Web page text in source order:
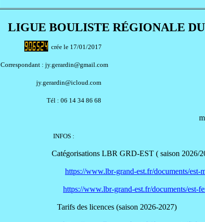
LIGUE BOULISTE RÉGIONALE
crée le 17/01/2017
Correspondant : jy.gerardin@gmail.com
jy.gerardin@icloud.com
Tél : 06 14 34 86 68
INFOS :
Catégorisations LBR GRD-EST ( saison 2026/
https://www.lbr-grand-est.fr/documents/est-
https://www.lbr-grand-est.fr/documents/est-
Tarifs des licences (saison 2026-2027)